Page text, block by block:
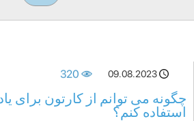
09.08.2023
320
چگونه می توانم از کارتون برای
استفاده کنم؟